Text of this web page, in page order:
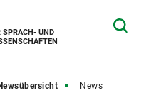
SPRACH- UND
News